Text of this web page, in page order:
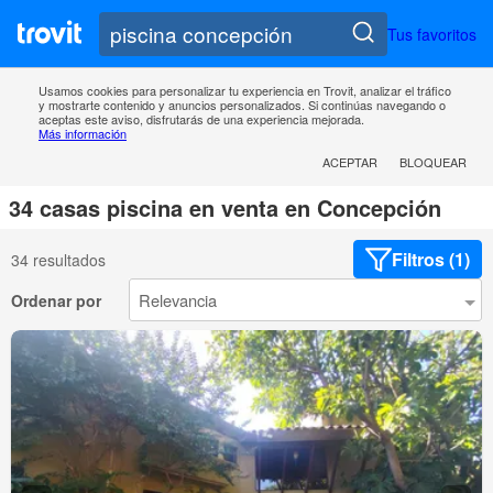
Tus favoritos
Usamos cookies para personalizar tu experiencia en Trovit, analizar el tráfico
y mostrarte contenido y anuncios personalizados. Si continúas navegando o
aceptas este aviso, disfrutarás de una experiencia mejorada.
Más información
ACEPTAR
BLOQUEAR
34 casas piscina en venta en Concepción
34 resultados Filtros (1)
Ordenar por